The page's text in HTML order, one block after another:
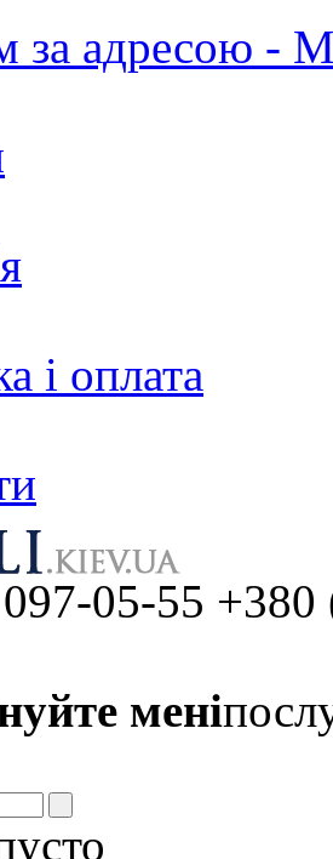
адресою - М.
і оплата
05-55
мені